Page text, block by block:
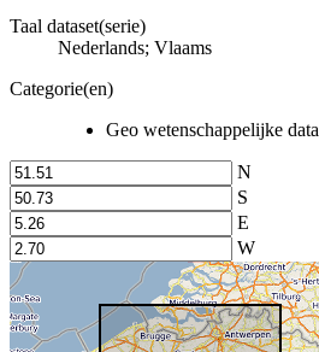
Taal dataset(serie)
Nederlands; Vlaams
Categorie(en)
Geo wetenschappelijke data
N
S
E
W